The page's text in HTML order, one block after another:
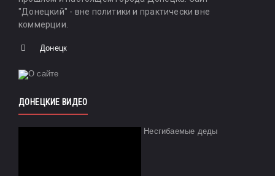
"Донецкий" - вне политики и практически вне
коммерции.
Донецк
ДОНЕЦКИЕ ВИДЕО
Несгибаемые деды